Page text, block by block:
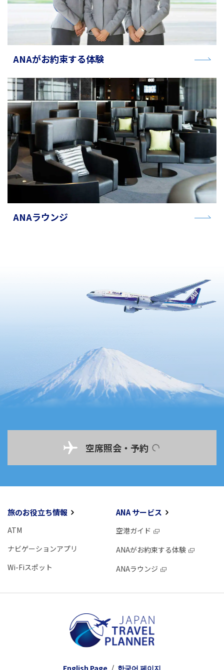
ANAがお約束する体験
ANAラウンジ
空席照会・予約
旅のお役立ち情報
ATM
ナビゲーションアプリ
Wi-Fiスポット
ANA サービス
空港ガイド
ANAがお約束する体験
ANAラウンジ
English Page 한국어 페이지